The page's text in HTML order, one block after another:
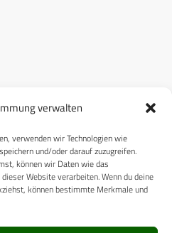
verwalten
verwenden wir Technologien wie
und/oder darauf zuzugreifen.
können wir Daten wie das
Website verarbeiten. Wenn du deine
können bestimmte Merkmale und